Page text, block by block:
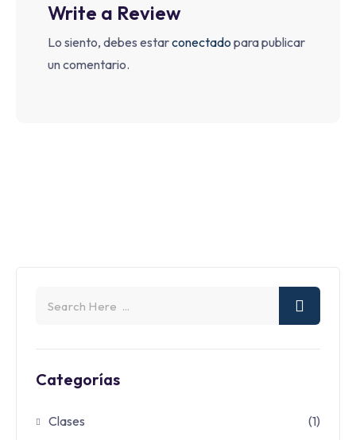
Write a Review
Lo siento, debes estarconectado para publicar
un comentario.
Categorías
Clases (1)